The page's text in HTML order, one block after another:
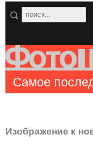
Самое
Изображение к